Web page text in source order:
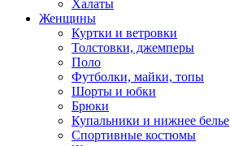
Халаты
Женщины
Куртки и ветровки
Толстовки, джемперы
Поло
Футболки, майки, топы
Шорты и юбки
Брюки
Купальники и нижнее белье
Спортивные костюмы